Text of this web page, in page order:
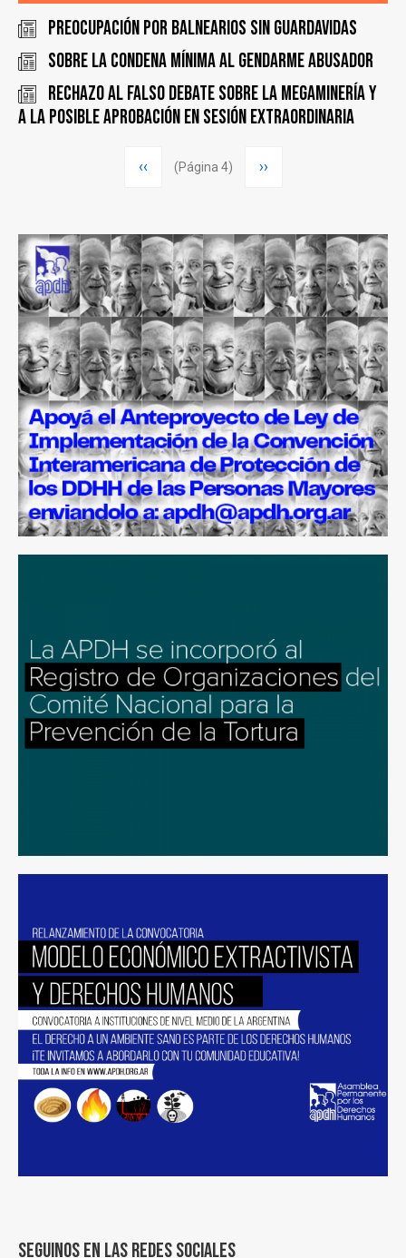
Preocupación por balnearios sin guardavidas
Sobre la condena mínima al gendarme abusador
Rechazo al falso debate sobre la megaminería y
a la posible aprobación en sesión extraordinaria
Página
‹‹ (Página 4)
Siguiente
››
Seguinos en las redes sociales